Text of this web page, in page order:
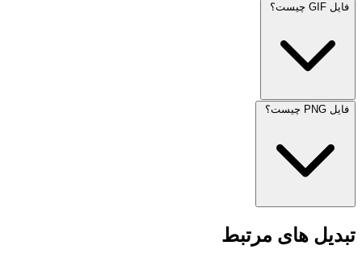
فایل GIF چیست؟
فایل PNG چیست؟
تبدیل های مرتبط